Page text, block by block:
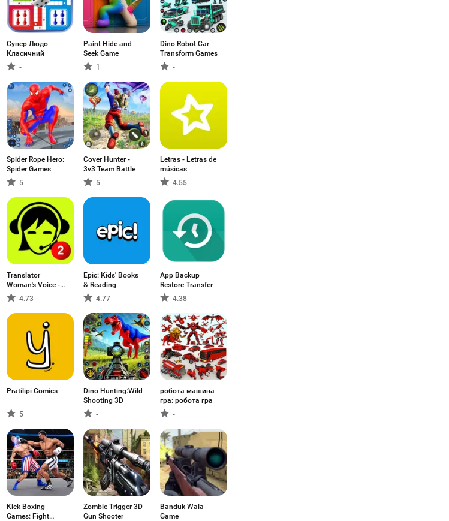
Супер Людо
Класичний
-
Paint Hide and
Seek Game
1
Dino Robot Car
Transform Games
-
Spider Rope Hero:
Spider Games
5
Cover Hunter -
3v3 Team Battle
5
Letras - Letras de
músicas
4.55
Translator
Woman's Voice -
TTS 4.73
Epic: Kids' Books
& Reading
4.77
App Backup
Restore Transfer
4.38
Pratilipi Comics
5
Dino Hunting:Wild
Shooting 3D
-
робота машина
гра: робота гра
-
Kick Boxing
Games: Fight
Zombie Trigger 3D
Gun Shooter
Banduk Wala
Game